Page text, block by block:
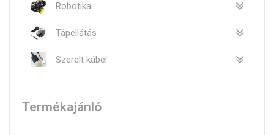
Robotika
Tápellátás
Szerelt kábel
Termékajánló